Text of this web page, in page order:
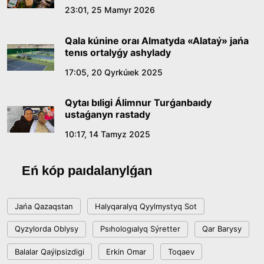
Qazaq tilindegi «qut» konseptisiniń
09:21, 21 Shilde 2026
Abaıdyń adam tárbıesi týraly kózqarastarynyń
18:59, 20 Shilde 2026
álde básekelesi me?
Ulttyq arhıvtiń ashylǵanyna 20 jyl: negizgi
jetistikteri men damý baǵyty
17:09, 20 Shilde 2026
23:01, 25 Mamyr 2026
Qala kúnine oraı Almatyda «Alataý» jańa
tenıs ortalyǵy ashylady
17:05, 20 Qyrkúıek 2025
Qytaı bıligi Álimnur Turǵanbaıdy
ustaǵanyn rastady
10:17, 14 Tamyz 2025
Eń kóp paıdalanylǵan
Jańa Qazaqstan Halyqaralyq Qyylmystyq Sot
Qyzylorda Oblysy Psıhologıalyq Sýretter Qar Barysy
Balalar Qaýipsizdigi Erkin Omar Toqaev